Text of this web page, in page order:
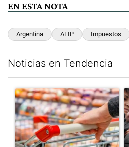
EN ESTA NOTA
Argentina AFIP Impuestos
Noticias en Tendencia
Un artículo de tendencia con el